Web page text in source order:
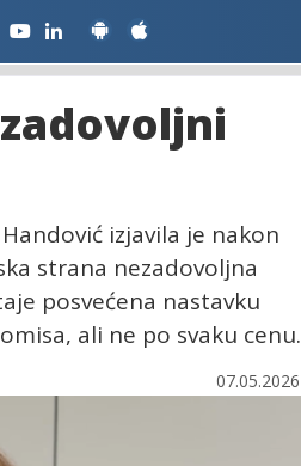
izjavila je nakon
strana nezadovoljna
posvećena nastavku
ali ne po svaku cenu.